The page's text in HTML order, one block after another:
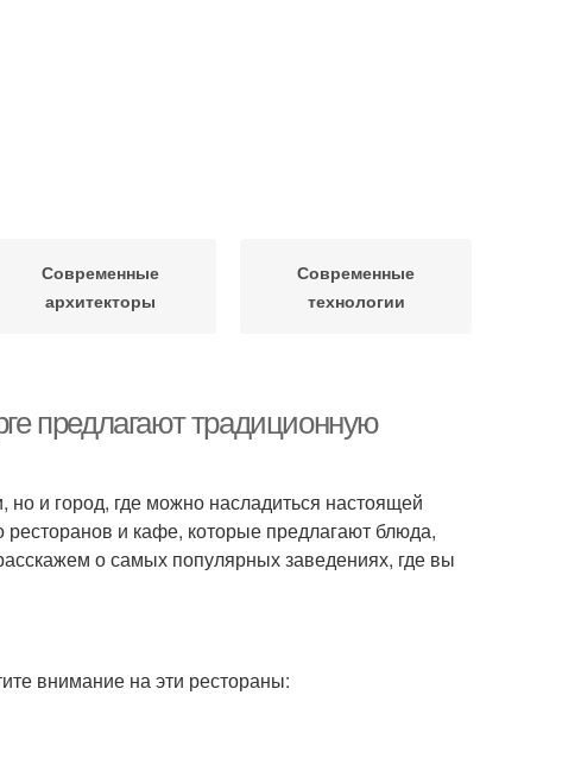
Современные
архитекторы
Современные
технологии
предлагают традиционную
но и город, где можно насладиться настоящей
ресторанов и кафе, которые предлагают блюда,
о самых популярных заведениях, где вы
внимание на эти рестораны: